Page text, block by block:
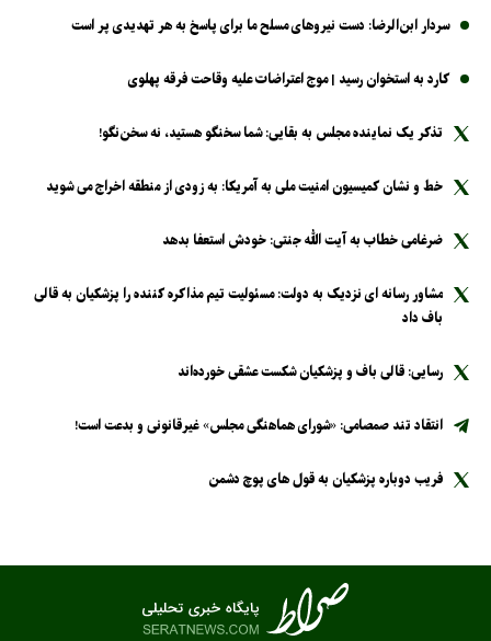
سردار ابن‌الرضا: دست نیرو‌های مسلح ما برای پاسخ به هر تهدیدی پر است
کارد به استخوان رسید | موج اعتراضات علیه وقاحت فرقه پهلوی
تذکر یک نماینده مجلس به بقایی: شما سخنگو هستید، نه سخن‌نگو!
خط و نشان کمیسیون امنیت ملی به آمریکا: به زودی از منطقه اخراج می شوید
ضرغامی خطاب به آیت الله جنتی: خودش استعفا بدهد
مشاور رسانه ای نزدیک به دولت: مسئولیت تیم مذاکره کننده را پزشکیان به قالی
باف داد
رسایی: قالی باف و پزشکیان شکست عشقی خورده‌اند
انتقاد تند صمصامی: «شورای هماهنگی مجلس» غیرقانونی و بدعت است!
فریب دوباره پزشکیان به قول های پوچ دشمن